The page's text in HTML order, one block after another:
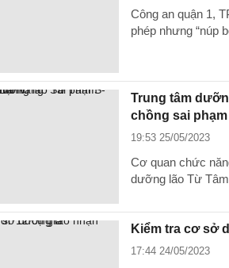
Công an quận 1,
phép nhưng “núp
Trung tâm
chồng sai phạm
19:53 25/05/2023
Cơ quan chức
dưỡng lão Từ
Kiểm tra cơ sở
17:44 24/05/2023